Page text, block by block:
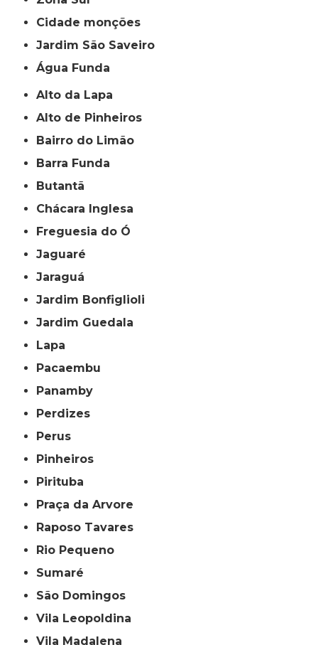
cidade monções
jardim São Saveiro
Água Funda
Alto da Lapa
Alto de Pinheiros
Bairro do Limão
Barra Funda
Butantã
Chácara Inglesa
Freguesia do Ó
Jaguaré
Jaraguá
Jardim Bonfiglioli
Jardim Guedala
Lapa
Pacaembu
Panamby
Perdizes
Perus
Pinheiros
Pirituba
Praça da Arvore
Raposo Tavares
Rio Pequeno
Sumaré
São Domingos
Vila Leopoldina
Vila Madalena